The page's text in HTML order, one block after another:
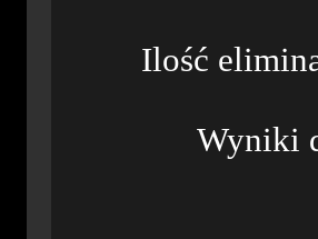
Ilość
Wyniki